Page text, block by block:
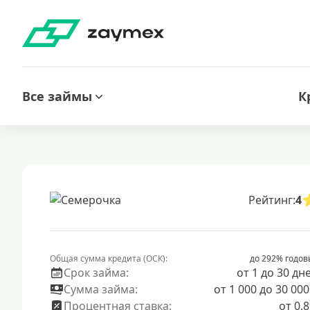
Все займы
Рейтинг:4
Общая сумма кредита (ОСК): до 292%
Срок займа:
от 1 до 30
Сумма займа:
от 1 000 до 30
Процентная ставка:
от